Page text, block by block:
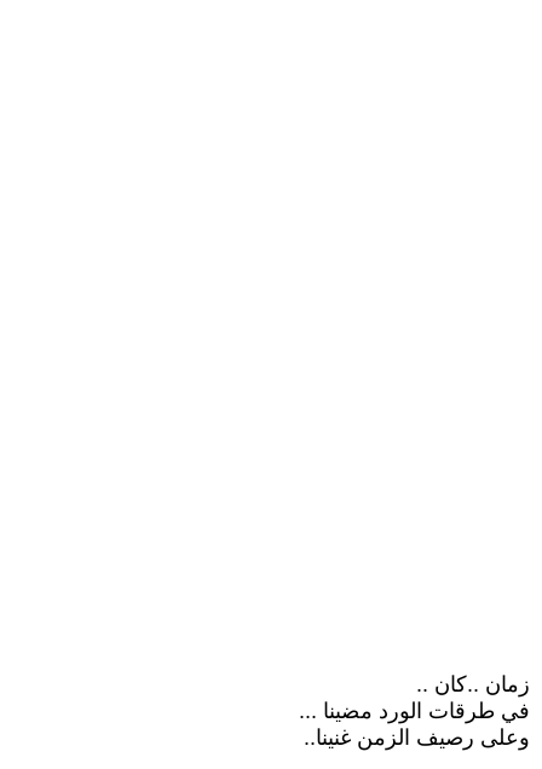
زمان ..كان ..
في طرقات الورد مضينا ...
وعلى رصيف الزمن غنينا..